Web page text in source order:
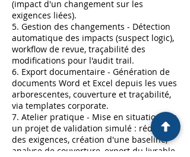
(impact d'un changement sur les
exigences liées).
5. Gestion des changements - Détection
automatique des impacts (suspect logic),
workflow de revue, traçabilité des
modifications pour l'audit trail.
6. Export documentaire - Génération de
documents Word et Excel depuis les vues
arborescentes, couverture et traçabilité,
via templates corporate.
7. Atelier pratique - Mise en situation sur
un projet de validation simulé : rédaction
des exigences, création d'une baseline,
analyse de couverture, export du livrable.